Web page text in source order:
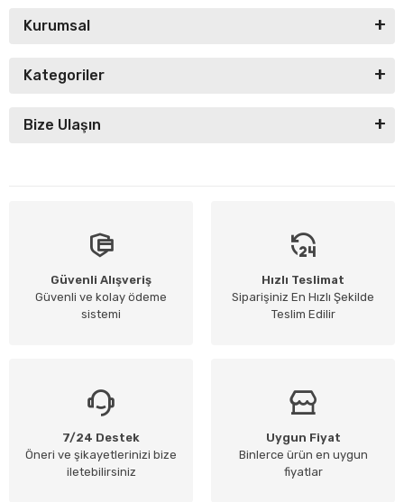
Kurumsal
Kategoriler
Bize Ulaşın
Güvenli Alışveriş
Güvenli ve kolay ödeme
sistemi
Hızlı Teslimat
Siparişiniz En Hızlı Şekilde
Teslim Edilir
7/24 Destek
Öneri ve şikayetlerinizi bize
iletebilirsiniz
Uygun Fiyat
Binlerce ürün en uygun
fiyatlar